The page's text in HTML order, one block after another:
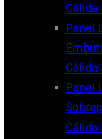
Cálida
Panel
Cálida
Panel
Cálida